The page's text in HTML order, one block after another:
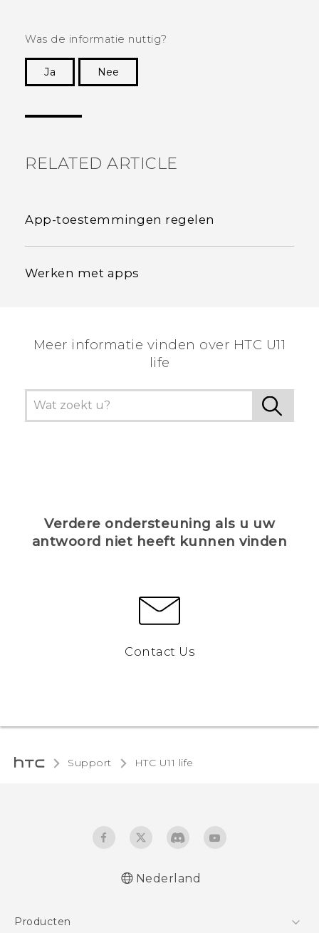
Was de informatie nuttig?
Ja
Nee
RELATED ARTICLE
App-toestemmingen regelen
Werken met apps
Meer informatie vinden over HTC U11
life
Verdere ondersteuning als u uw
antwoord niet heeft kunnen vinden
Contact Us
Support HTC U11 life‎
Nederlands - Gebruikershandleiding
Nederland
Producten